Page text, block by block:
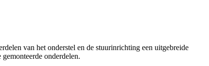
van het onderstel en de stuurinrichting een uitgebreide
onderdelen.